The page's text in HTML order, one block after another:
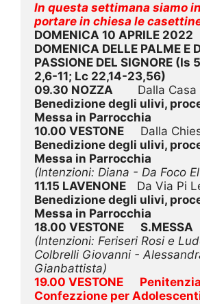
In questa settimana siamo
portare in chiesa le
DOMENICA 10 APRILE 2022
DOMENICA DELLE PALME E
PASSIONE DEL SIGNORE (Is
2,6-11; Lc 22,14-23,56)
09.30 NOZZA Dalla
Benedizione degli ulivi,
Messa in Parrocchia
10.00 VESTONE Dalla
Benedizione degli ulivi,
Messa in Parrocchia
(Intenzioni: Diana - Da Foco
11.15 LAVENONE Da Via Pi
Benedizione degli ulivi,
Messa in Parrocchia
18.00 VESTONE      S.MESSA
(Intenzioni: Feriseri Rosi e
Colbrelli Giovanni -
Gianbattista)
19.00 VESTONE
Confezzione per